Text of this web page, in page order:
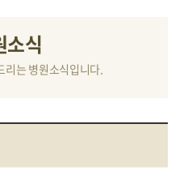
소식
리는 병원소식입니다.